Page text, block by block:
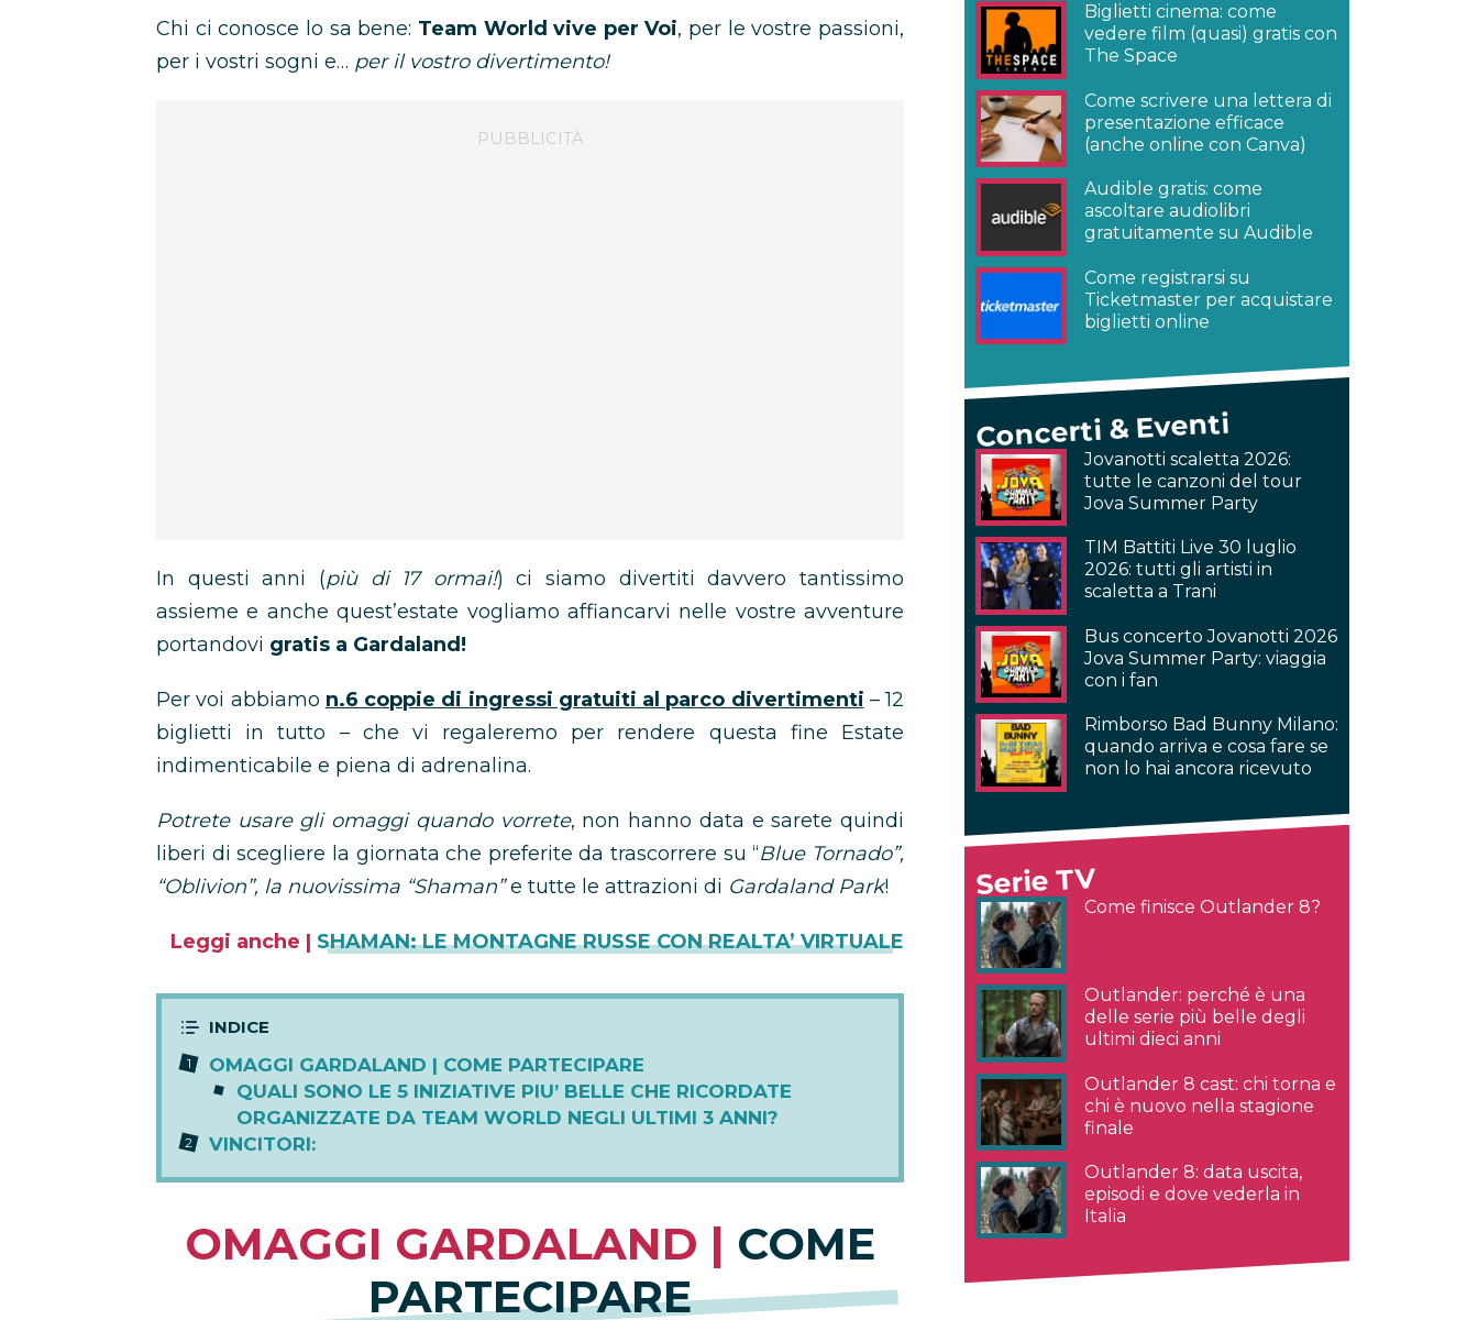
Chi ci conosce lo sa bene: Team World vive per Voi, per le vostre passioni,
per i vostri sogni e… per il vostro divertimento!
In questi anni (più di 17 ormai!) ci siamo divertiti davvero tantissimo
assieme e anche quest’estate vogliamo affiancarvi nelle vostre avventure
portandovi gratis a Gardaland!
Per voi abbiamo n.6 coppie di ingressi gratuiti al parco divertimenti – 12
biglietti in tutto – che vi regaleremo per rendere questa fine Estate
indimenticabile e piena di adrenalina.
Potrete usare gli omaggi quando vorrete, non hanno data e sarete quindi
liberi di scegliere la giornata che preferite da trascorrere su “Blue Tornado”,
“Oblivion”, la nuovissima “Shaman”e tutte le attrazioni di Gardaland Park!
Leggi anche | SHAMAN: LE MONTAGNE RUSSE CON REALTA’ VIRTUALE
OMAGGI GARDALAND | COME PARTECIPARE
QUALI SONO LE 5 INIZIATIVE PIU’ BELLE CHE RICORDATE
ORGANIZZATE DA TEAM WORLD NEGLI ULTIMI 3 ANNI?
VINCITORI:
OMAGGI GARDALAND | COME
PARTECIPARE
Biglietti cinema: come
vedere film (quasi) gratis con
The Space
Come scrivere una lettera di
presentazione efficace
(anche online con Canva)
Audible gratis: come
ascoltare audiolibri
gratuitamente su Audible
Come registrarsi su
Ticketmaster per acquistare
biglietti online
Concerti & Eventi
Jovanotti scaletta 2026:
tutte le canzoni del tour
Jova Summer Party
TIM Battiti Live 30 luglio
2026: tutti gli artisti in
scaletta a Trani
Bus concerto Jovanotti 2026
Jova Summer Party: viaggia
con i fan
Rimborso Bad Bunny Milano:
quando arriva e cosa fare se
non lo hai ancora ricevuto
Serie TV
Come finisce Outlander 8?
Outlander: perché è una
delle serie più belle degli
ultimi dieci anni
Outlander 8 cast: chi torna e
chi è nuovo nella stagione
finale
Outlander 8: data uscita,
episodi e dove vederla in
Italia